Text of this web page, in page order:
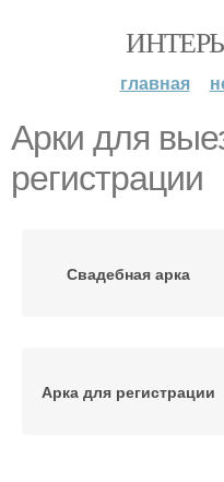
главная
Арки для
регистрации
Свадебная арка
Арка для регистрации